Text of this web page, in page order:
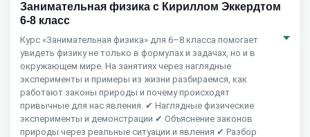
Занимательная физика с Кириллом Эккердтом
6-8 класс
Курс «Занимательная физика» для 6–8 класса помогает
увидеть физику не только в формулах и задачах, но и в
окружающем мире. На занятиях через наглядные
эксперименты и примеры из жизни разбираемся, как
работают законы природы и почему происходят
привычные для нас явления. ✔ Наглядные физические
эксперименты и демонстрации ✔ Объяснение законов
природы через реальные ситуации и явления ✔ Разбор